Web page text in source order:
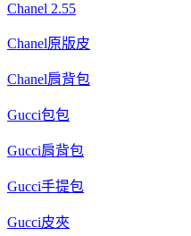
Chanel 2.55
Chanel原版皮
Chanel肩背包
Gucci包包
Gucci肩背包
Gucci手提包
Gucci皮夾